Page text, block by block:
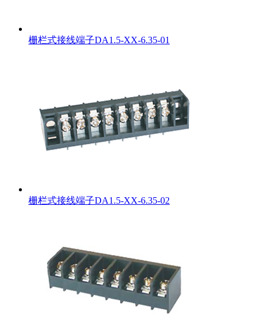
栅栏式接线端子DA1.5-XX-6.35-01
栅栏式接线端子DA1.5-XX-6.35-02